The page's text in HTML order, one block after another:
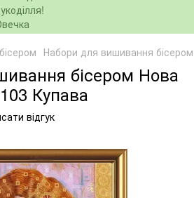
Набори для вишивання бісером
бісером Нова
Купава
відгук